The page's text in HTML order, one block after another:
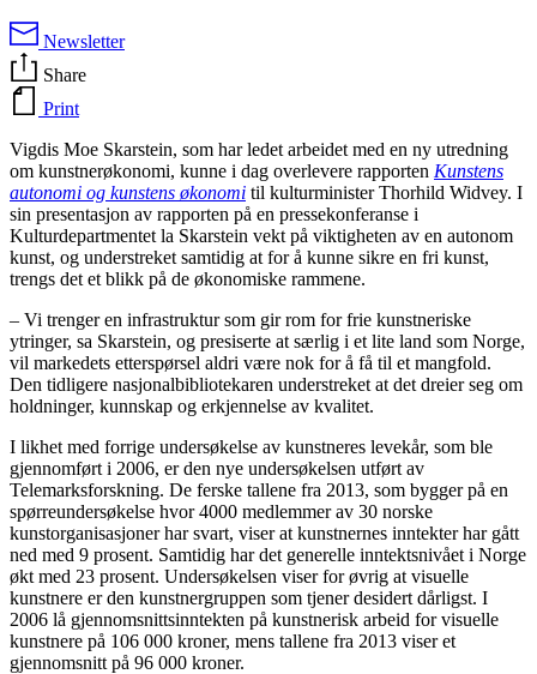
Newsletter
Share
Print
Vigdis Moe Skarstein, som har ledet arbeidet med en ny utredning
om kunstnerøkonomi, kunne i dag overlevere rapporten Kunstens
autonomi og kunstens økonomi til kulturminister Thorhild Widvey. I
sin presentasjon av rapporten på en pressekonferanse i
Kulturdepartmentet la Skarstein vekt på viktigheten av en autonom
kunst, og understreket samtidig at for å kunne sikre en fri kunst,
trengs det et blikk på de økonomiske rammene.
– Vi trenger en infrastruktur som gir rom for frie kunstneriske
ytringer, sa Skarstein, og presiserte at særlig i et lite land som Norge,
vil markedets etterspørsel aldri være nok for å få til et mangfold.
Den tidligere nasjonalbibliotekaren understreket at det dreier seg om
holdninger, kunnskap og erkjennelse av kvalitet.
I likhet med forrige undersøkelse av kunstneres levekår, som ble
gjennomført i 2006, er den nye undersøkelsen utført av
Telemarksforskning. De ferske tallene fra 2013, som bygger på en
spørreundersøkelse hvor 4000 medlemmer av 30 norske
kunstorganisasjoner har svart, viser at kunstnernes inntekter har gått
ned med 9 prosent. Samtidig har det generelle inntektsnivået i Norge
økt med 23 prosent. Undersøkelsen viser for øvrig at visuelle
kunstnere er den kunstnergruppen som tjener desidert dårligst. I
2006 lå gjennomsnittsinntekten på kunstnerisk arbeid for visuelle
kunstnere på 106 000 kroner, mens tallene fra 2013 viser et
gjennomsnitt på 96 000 kroner.